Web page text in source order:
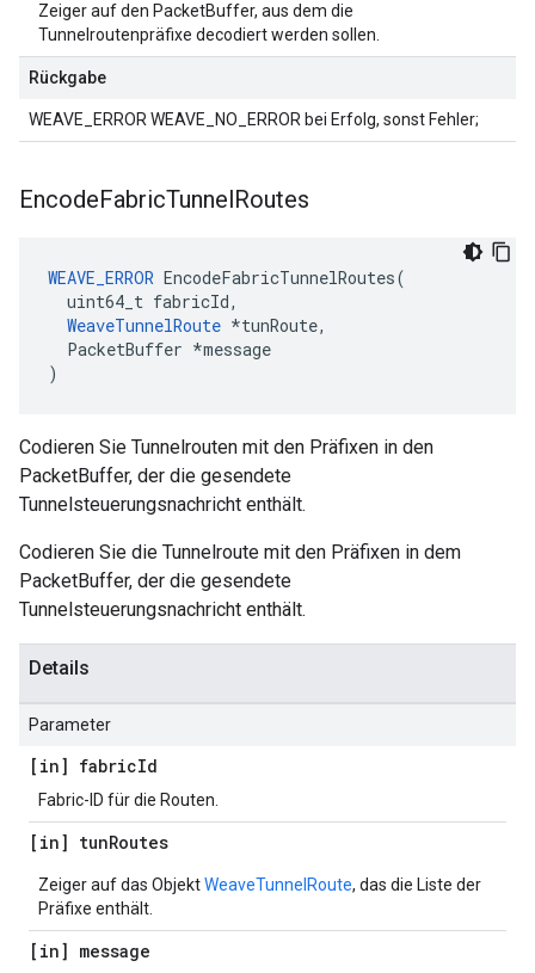
Zeiger auf den PacketBuffer, aus dem die
Tunnelroutenpräfixe decodiert werden sollen.
Rückgabe
WEAVE_ERROR WEAVE_NO_ERROR bei Erfolg, sonst Fehler;
EncodeFabricTunnelRoutes
WEAVE_ERROR EncodeFabricTunnelRoutes(
  uint64_t fabricId,
WeaveTunnelRoute *tunRoute,
  PacketBuffer *message
)
Codieren Sie Tunnelrouten mit den Präfixen in den
PacketBuffer, der die gesendete
Tunnelsteuerungsnachricht enthält.
Codieren Sie die Tunnelroute mit den Präfixen in dem
PacketBuffer, der die gesendete
Tunnelsteuerungsnachricht enthält.
Details
Parameter
[in] fabricId
Fabric-ID für die Routen.
[in] tunRoutes
Zeiger auf das ObjektWeaveTunnelRoute, das die Liste der
Präfixe enthält.
[in] message